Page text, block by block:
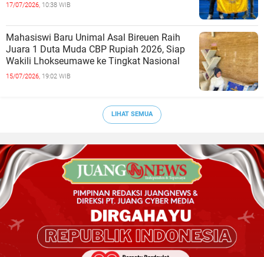
17/07/2026, 10:38 WIB
Mahasiswi Baru Unimal Asal Bireuen Raih
Juara 1 Duta Muda CBP Rupiah 2026, Siap
Wakili Lhokseumawe ke Tingkat Nasional
15/07/2026, 19:02 WIB
LIHAT SEMUA